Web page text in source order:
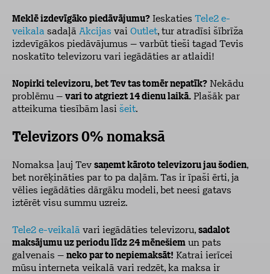
Meklē izdevīgāko piedāvājumu? Ieskaties Tele2 e-
veikala sadaļā Akcijas vai Outlet, tur atradīsi šībrīža
izdevīgākos piedāvājumus – varbūt tieši tagad Tevis
noskatīto televizoru vari iegādāties ar atlaidi!
Nopirki televizoru, bet Tev tas tomēr nepatīk? Nekādu
problēmu – vari to atgriezt 14 dienu laikā. Plašāk par
atteikuma tiesībām lasi šeit.
Televizors 0% nomaksā
Nomaksa ļauj Tev saņemt kāroto televizoru jau šodien,
bet norēķināties par to pa daļām. Tas ir īpaši ērti, ja
vēlies iegādāties dārgāku modeli, bet neesi gatavs
iztērēt visu summu uzreiz.
Tele2 e-veikalā vari iegādāties televizoru, sadalot
maksājumu uz periodu līdz 24 mēnešiem un pats
galvenais – neko par to nepiemaksāt! Katrai ierīcei
mūsu interneta veikalā vari redzēt, ka maksa ir